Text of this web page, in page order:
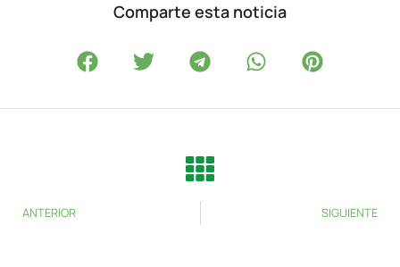
Comparte esta noticia
ANTERIOR SIGUIENTE